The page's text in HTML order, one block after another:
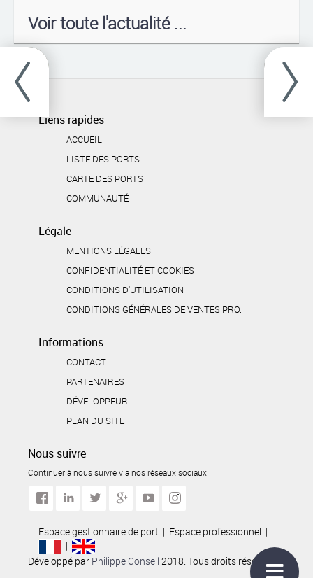
Voir toute l'actualité ...
Liens rapides
ACCUEIL
LISTE DES PORTS
CARTE DES PORTS
COMMUNAUTÉ
Légale
MENTIONS LÉGALES
CONFIDENTIALITÉ ET COOKIES
CONDITIONS D'UTILISATION
CONDITIONS GÉNÉRALES DE VENTES PRO.
Informations
CONTACT
PARTENAIRES
DÉVELOPPEUR
PLAN DU SITE
Nous suivre
Continuer à nous suivre via nos réseaux sociaux
Espace gestionnaire de port | Espace professionnel |
|
Développé par Philippe Conseil 2018. Tous droits réservés.